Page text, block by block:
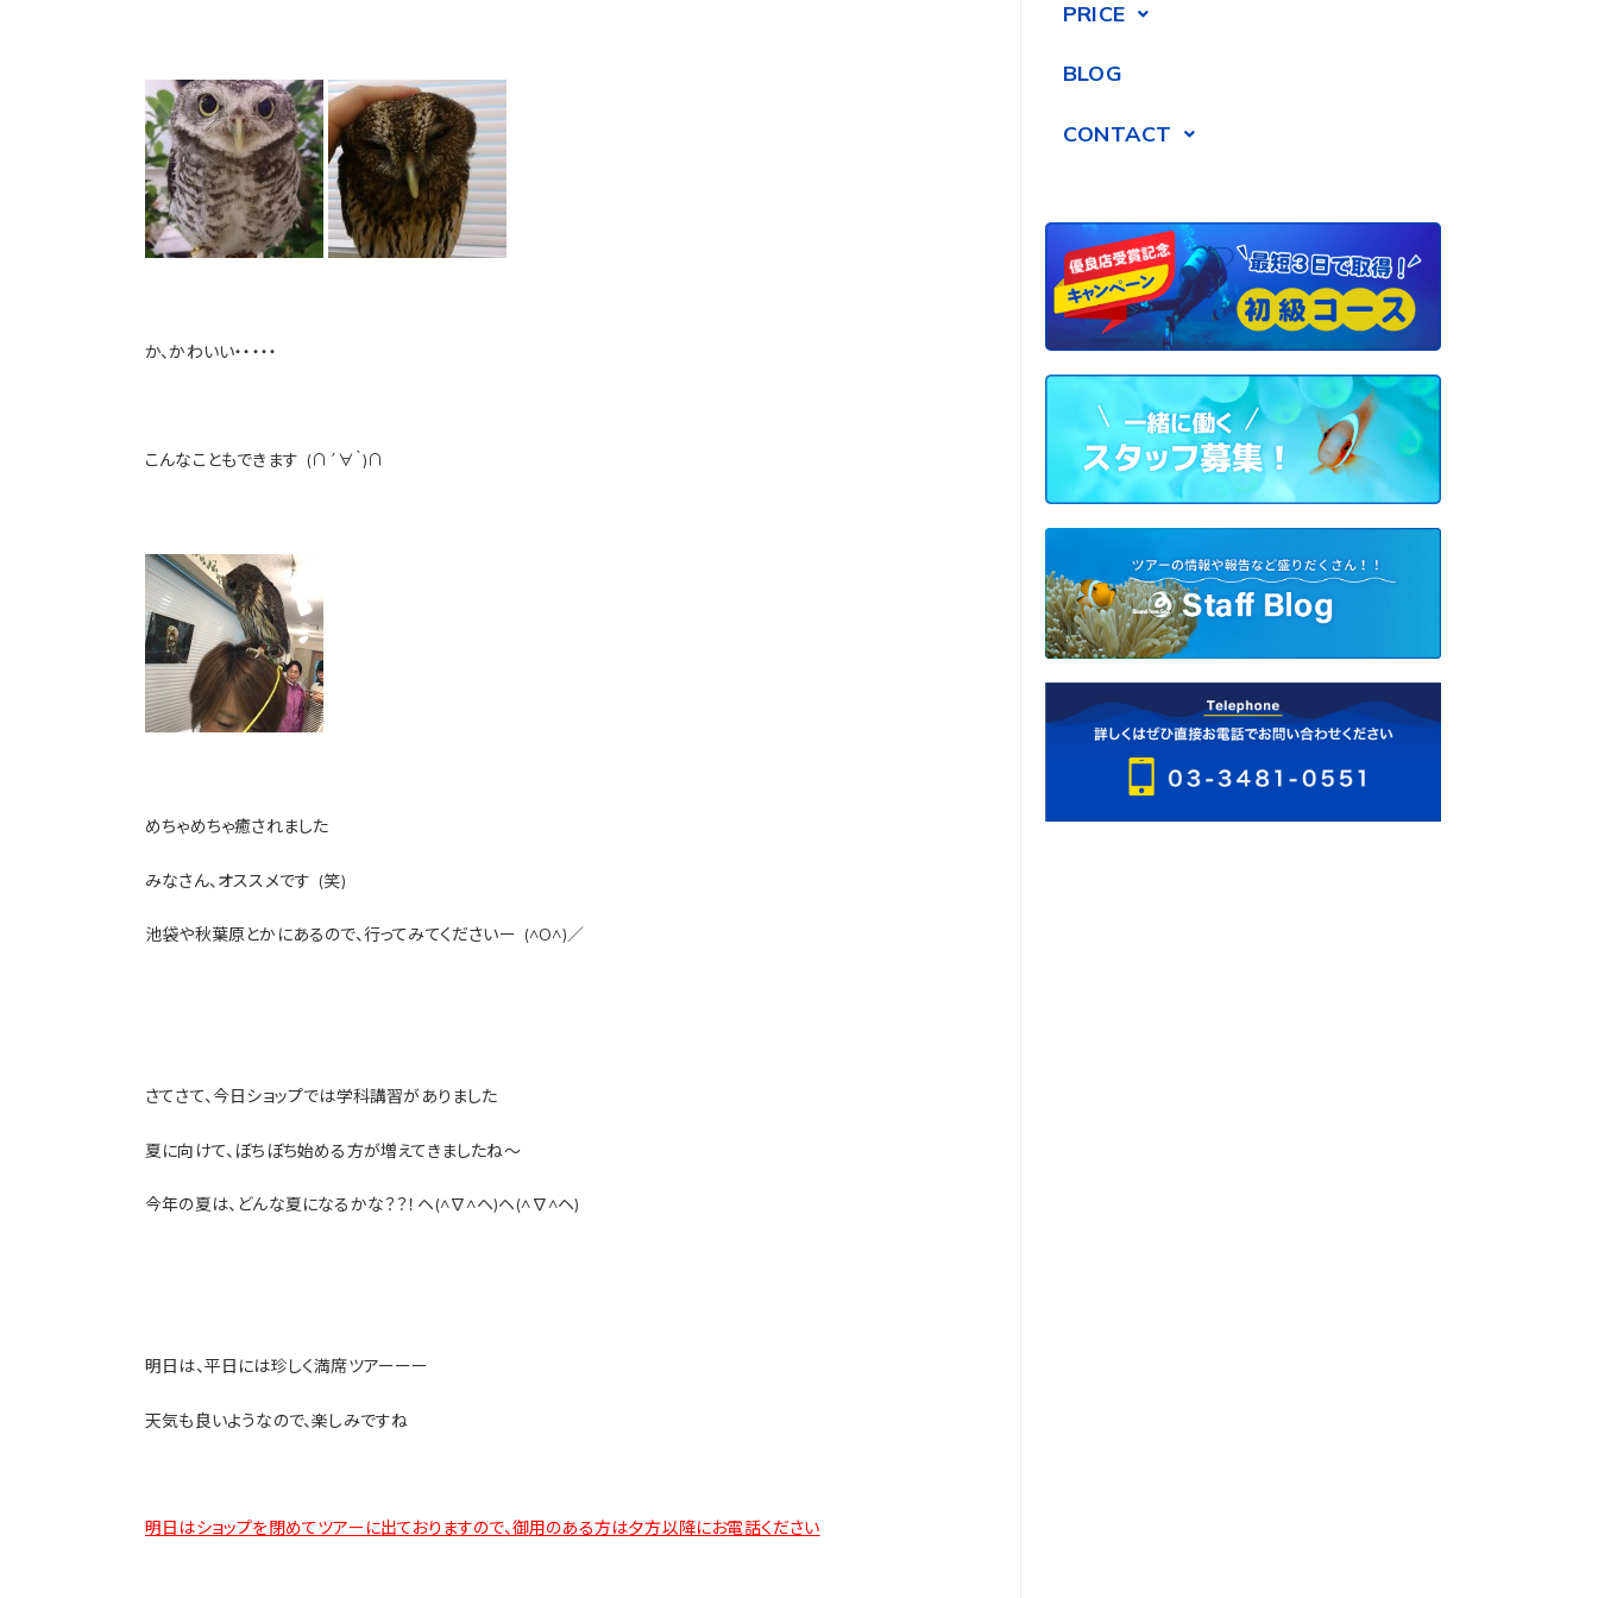
か、かわいい・・・・・
こんなこともできます (∩´∀｀)∩
めちゃめちゃ癒されました
みなさん、オススメです (笑)
池袋や秋葉原とかにあるので、行ってみてくださいー (^O^)／
さてさて、今日ショップでは学科講習がありました
夏に向けて、ぼちぼち始める方が増えてきましたね～
今年の夏は、どんな夏になるかな？？！ヘ(^∇^ヘ)ヘ(^∇^ヘ)
明日は、平日には珍しく満席ツアーーー
天気も良いようなので、楽しみですね
明日はショップを閉めてツアーに出ておりますので、御用のある方は夕方以降にお電話ください
PRICE
BLOG
CONTACT